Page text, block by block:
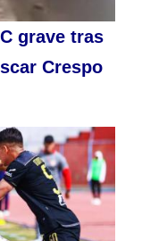
grave tras
Crespo